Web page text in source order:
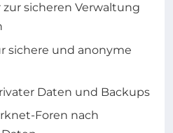
zur sicheren Verwaltung
sichere und anonyme
Daten und Backups
Foren nach